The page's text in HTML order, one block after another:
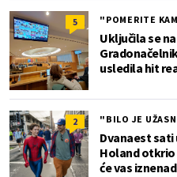
5 "POMERITE
Uključila se
usledila hit
2 "BILO JE
Dvanaest sati
Holand otkrio
će vas